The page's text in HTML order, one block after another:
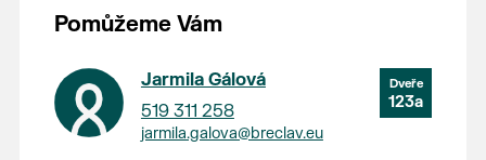
Pomůžeme Vám
123a
Jarmila Gálová
519 311 258
jarmila.galova@breclav.eu